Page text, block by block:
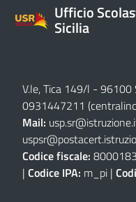
Ufficio
Sicilia
V.le, Tica 149/l - 96100
0931447211
Mail:
Codice fiscale:
| Codice IPA: m_pi |